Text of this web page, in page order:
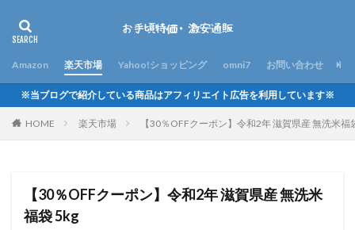
Amazon 楽天市場 Yahoo!ショッピング omni7 お問い合わせ
※当ブログで紹介している商品はアフィリエイト広告を利用しています※
HOME 楽天市場 【30％OFFクーポン】令和2年 滋賀県産 無洗米福
【30％OFFクーポン】令和2年 滋賀県産 無洗米
福袋 5kg